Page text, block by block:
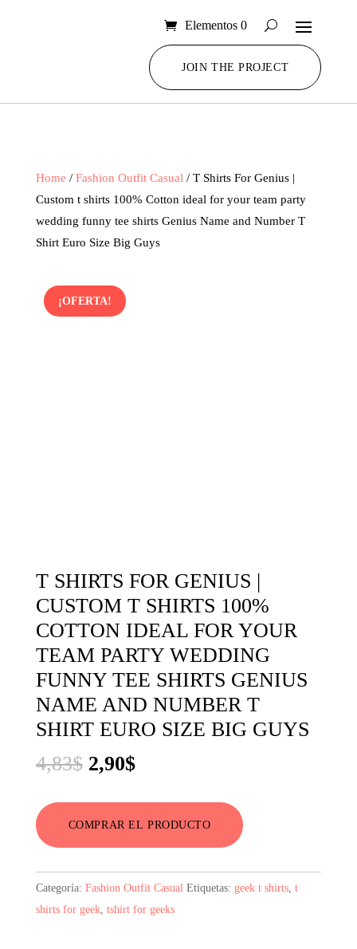
Elementos 0
JOIN THE PROJECT
Home / Fashion Outfit Casual / T Shirts For Genius |
Custom t shirts 100% Cotton ideal for your team party
wedding funny tee shirts Genius Name and Number T
Shirt Euro Size Big Guys
¡OFERTA!
T SHIRTS FOR GENIUS |
CUSTOM T SHIRTS 100%
COTTON IDEAL FOR YOUR
TEAM PARTY WEDDING
FUNNY TEE SHIRTS GENIUS
NAME AND NUMBER T
SHIRT EURO SIZE BIG GUYS
4,83$ El
original
era:
4,83$.
2,90$El
actual
es:
2,90$.
COMPRAR EL PRODUCTO
Categoría: Fashion Outfit Casual Etiquetas: geek t shirts, t
shirts for geek, tshirt for geeks